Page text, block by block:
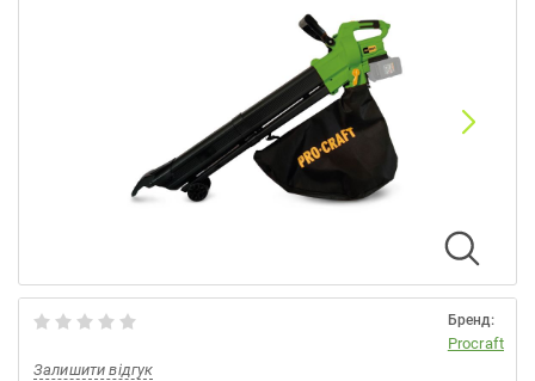
Бренд:
Procraft
Залишити відгук